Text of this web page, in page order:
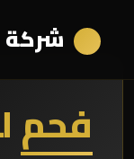
شركة
فحم